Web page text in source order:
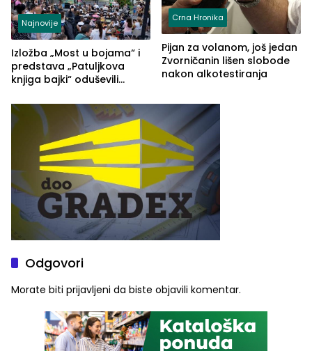
Najnovije
Izložba „Most u bojama“ i
predstava „Patuljkova
knjiga bajki“ oduševili
Crna Hronika
Pijan za volanom, još jedan
Zvorničanin lišen slobode
nakon alkotestiranja
Odgovori
Morate biti prijavljeni da biste objavili komentar.